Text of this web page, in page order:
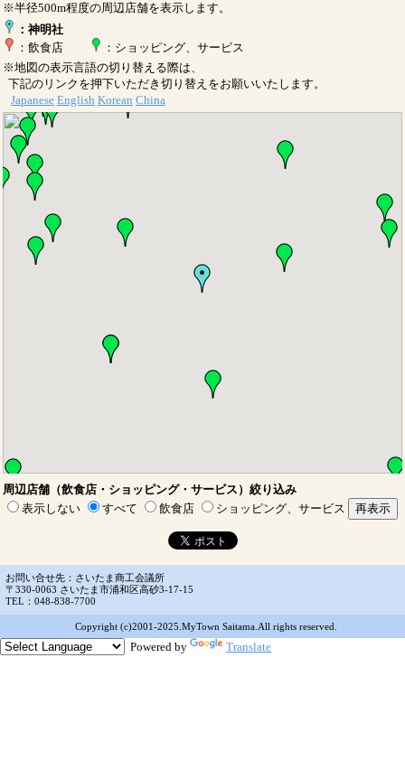
※半径500m程度の周辺店舗を表示します。
：神明社
：飲食店
：ショッピング、サービス
※地図の表示言語の切り替える際は、
下記のリンクを押下いただき切り替えをお願いいたします。
Japanese English Korean China
周辺店舗（飲食店・ショッピング・サービス）絞り込み
表示しない
すべて 飲食店 ショッピング、サービス
お問い合せ先：さいたま商工会議所
〒330-0063 さいたま市浦和区高砂3-17-15
TEL：048-838-7700
Copyright (c)2001-2025.MyTown Saitama.All rights reserved.
Powered by Translate